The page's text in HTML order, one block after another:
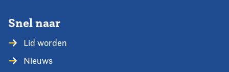
Snel naar
Lid worden
Nieuws